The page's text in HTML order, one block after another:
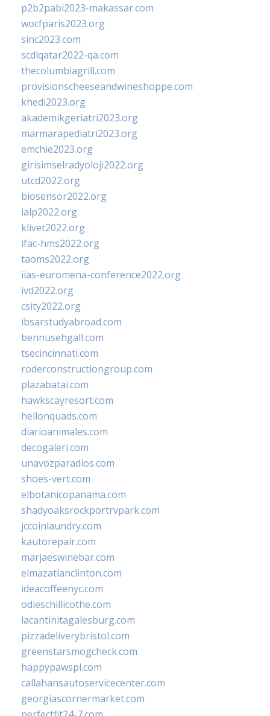
p2b2pabi2023-makassar.com
wocfparis2023.org
sinc2023.com
scdlqatar2022-qa.com
thecolumbiagrill.com
provisionscheeseandwineshoppe.com
khedi2023.org
akademikgeriatri2023.org
marmarapediatri2023.org
emchie2023.org
girisimselradyoloji2022.org
utcd2022.org
biosensor2022.org
ialp2022.org
klivet2022.org
ifac-hms2022.org
taoms2022.org
iias-euromena-conference2022.org
ivd2022.org
csity2022.org
ibsarstudyabroad.com
bennusehgall.com
tsecincinnati.com
roderconstructiongroup.com
plazabatai.com
hawkscayresort.com
hellonquads.com
diarioanimales.com
decogaleri.com
unavozparadios.com
shoes-vert.com
elbotanicopanama.com
shadyoaksrockportrvpark.com
jccoinlaundry.com
kautorepair.com
marjaeswinebar.com
elmazatlanclinton.com
ideacoffeenyc.com
odieschillicothe.com
lacantinitagalesburg.com
pizzadeliverybristol.com
greenstarsmogcheck.com
happypawspl.com
callahansautoservicecenter.com
georgiascornermarket.com